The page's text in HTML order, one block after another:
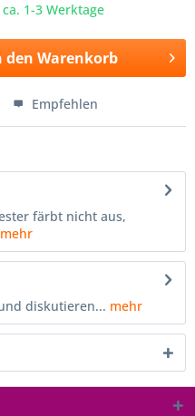
1-3 Werktage
den Warenkorb
Empfehlen
färbt nicht aus,
mehr
diskutieren... mehr